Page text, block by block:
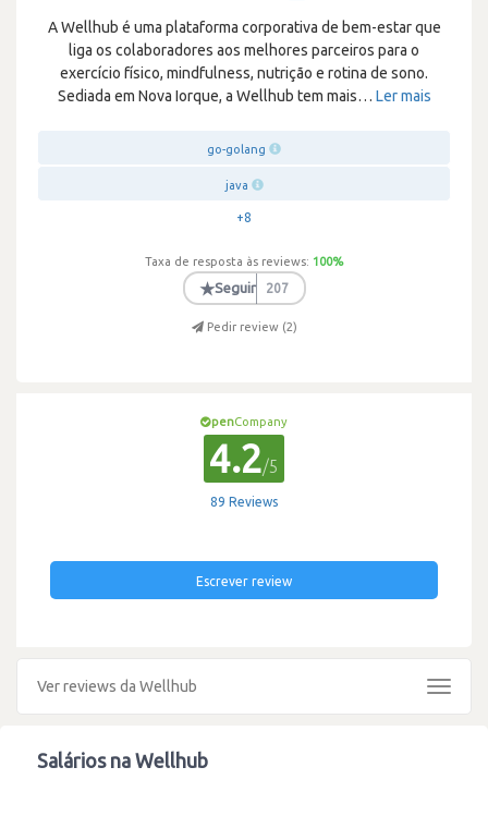
A Wellhub é uma plataforma corporativa de bem-estar que
liga os colaboradores aos melhores parceiros para o
exercício físico, mindfulness, nutrição e rotina de sono.
Sediada em Nova Iorque, a Wellhub tem mais… Ler mais
go-golang
java
+8
Taxa de resposta às reviews: 100%
★Seguir 207
Pedir review (2)
penCompany
4.2/5
89 Reviews
Escrever review
Ver reviews da Wellhub
Toggle
Salários na Wellhub